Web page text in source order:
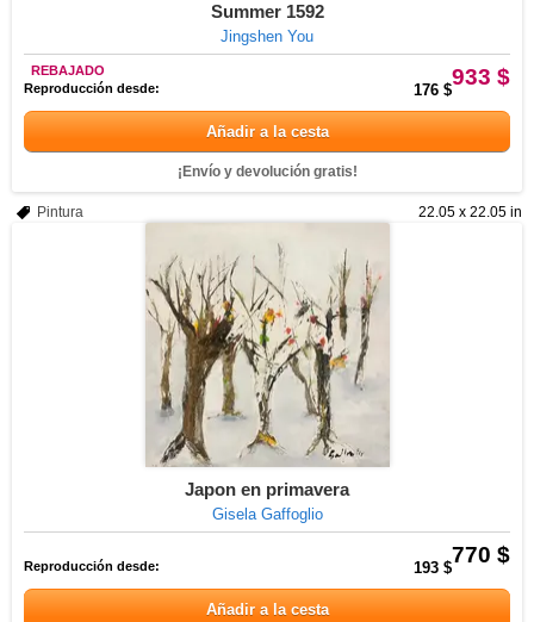
Summer 1592
Jingshen You
933 $
REBAJADO
Reproducción desde:
176 $
Añadir a la cesta
¡Envío y devolución gratis!
22.05 x 22.05 in
Pintura
Japon en primavera
Gisela Gaffoglio
770 $
Reproducción desde: 193 $
Añadir a la cesta